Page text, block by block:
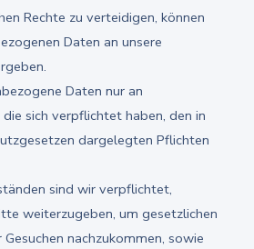
Rechte zu verteidigen, können
Daten an unsere
Daten nur an
sich verpflichtet haben, den in
dargelegten Pflichten
sind wir verpflichtet,
weiterzugeben, um gesetzlichen
nachzukommen, sowie